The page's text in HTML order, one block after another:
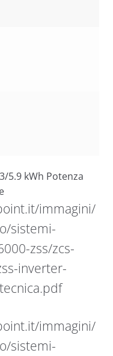
5.9 kWh Potenza
immagini/
sistemi-
zss/zcs-
inverter-
immagini/
sistemi-